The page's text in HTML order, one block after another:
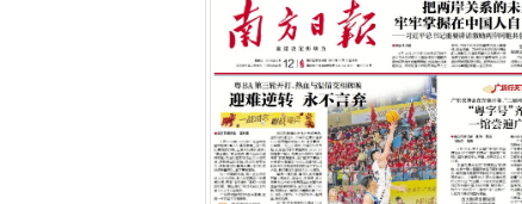
字号减小字号增大